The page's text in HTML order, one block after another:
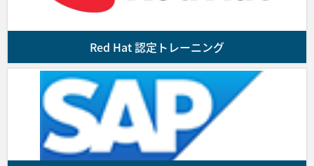
求書に記載された支払期日までに、同請求書に指
定された銀行口座にコースの代金を振り込んで支
払を行うものとします。なお、代金の振込に要す
る諸費用はお客様の負担とします。
前項の支払期限までに入金が確認できない場合、
お客様の受講をお断りすることがあります。
Red Hat 認定トレーニング